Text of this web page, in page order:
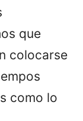
que
colocarse
como lo